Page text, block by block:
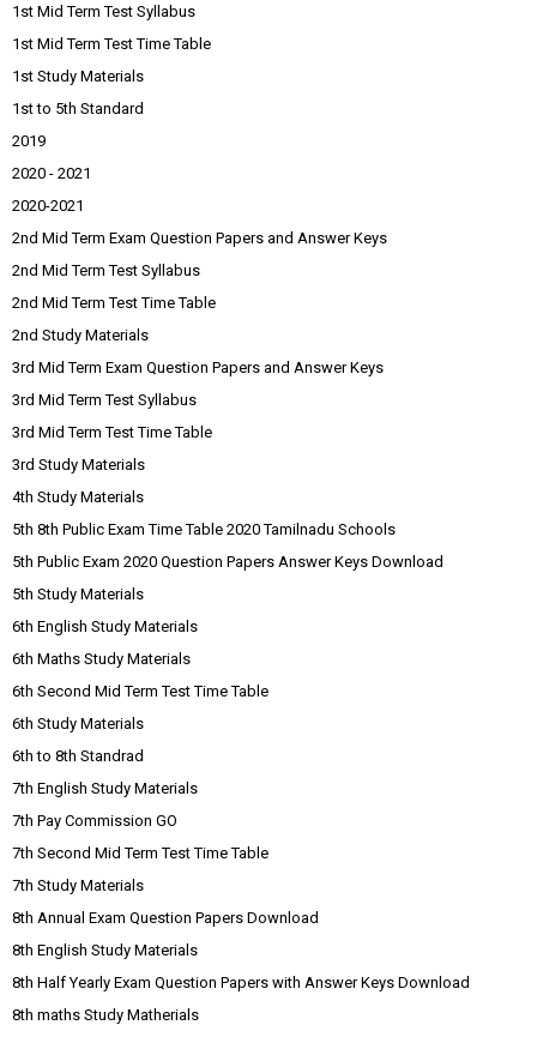
1st Mid Term Test Syllabus
1st Mid Term Test Time Table
1st Study Materials
1st to 5th Standard
2019
2020 - 2021
2020-2021
2nd Mid Term Exam Question Papers and Answer Keys
2nd Mid Term Test Syllabus
2nd Mid Term Test Time Table
2nd Study Materials
3rd Mid Term Exam Question Papers and Answer Keys
3rd Mid Term Test Syllabus
3rd Mid Term Test Time Table
3rd Study Materials
4th Study Materials
5th 8th Public Exam Time Table 2020 Tamilnadu Schools
5th Public Exam 2020 Question Papers Answer Keys Download
5th Study Materials
6th English Study Materials
6th Maths Study Materials
6th Second Mid Term Test Time Table
6th Study Materials
6th to 8th Standrad
7th English Study Materials
7th Pay Commission GO
7th Second Mid Term Test Time Table
7th Study Materials
8th Annual Exam Question Papers Download
8th English Study Materials
8th Half Yearly Exam Question Papers with Answer Keys Download
8th maths Study Matherials